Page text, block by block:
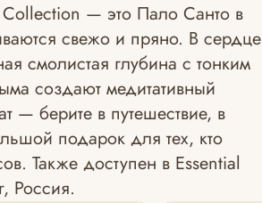
Collection — это Пало Санто в
свежо и пряно. В сердце
смолистая глубина с тонким
создают медитативный
— берите в путешествие, в
подарок для тех, кто
Также доступен в Essential
Россия.